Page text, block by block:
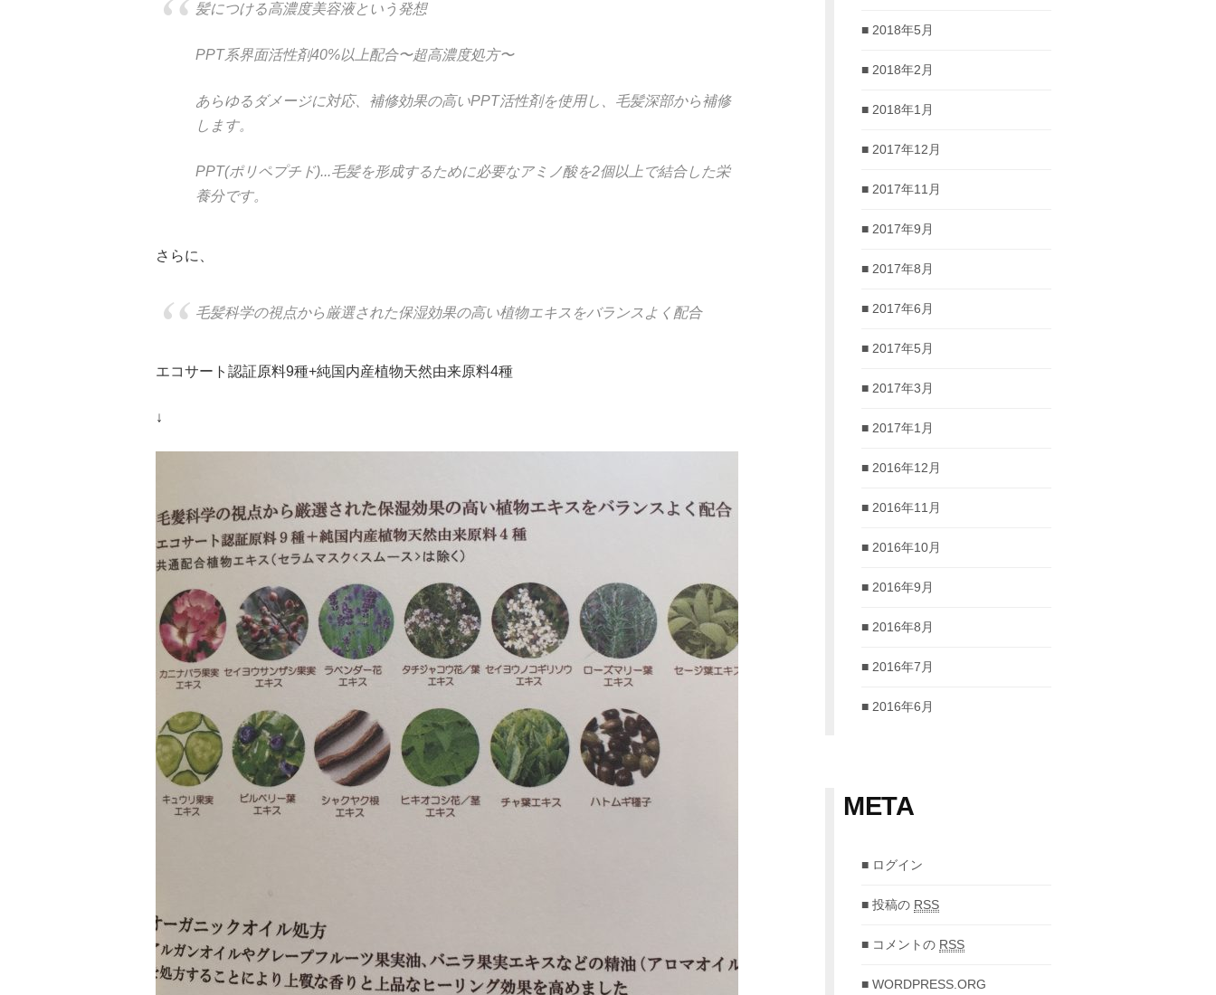
髪につける高濃度美容液という発想
PPT系界面活性剤40%以上配合〜超高濃度処方〜
あらゆるダメージに対応、補修効果の高いPPT活性剤を使用し、毛髪深部から補修
します。
PPT(ポリペプチド)...毛髪を形成するために必要なアミノ酸を2個以上で結合した栄
養分です。
さらに、
毛髪科学の視点から厳選された保湿効果の高い植物エキスをバランスよく配合
エコサート認証原料9種+純国内産植物天然由来原料4種
↓
2018年5月
2018年2月
2018年1月
2017年12月
2017年11月
2017年9月
2017年8月
2017年6月
2017年5月
2017年3月
2017年1月
2016年12月
2016年11月
2016年10月
2016年9月
2016年8月
2016年7月
2016年6月
META
ログイン
投稿の RSS
コメントの RSS
WORDPRESS.ORG